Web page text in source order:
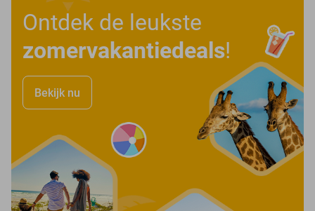
Ontdek de leukste
zomervakantiedeals!
Bekijk nu